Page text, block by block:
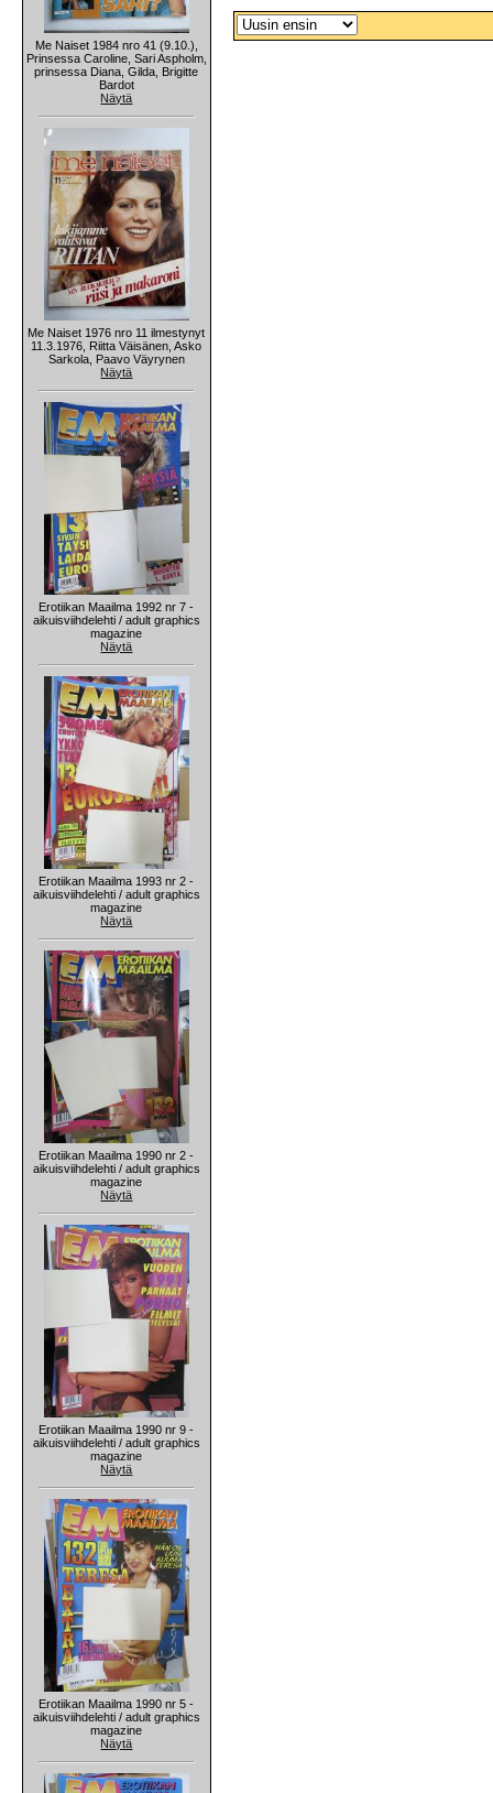
Me Naiset 1984 nro 41 (9.10.),
Prinsessa Caroline, Sari Aspholm,
prinsessa Diana, Gilda, Brigitte
Bardot
Näytä
Me Naiset 1976 nro 11 ilmestynyt
11.3.1976, Riitta Väisänen, Asko
Sarkola, Paavo Väyrynen
Näytä
Erotiikan Maailma 1992 nr 7 -
aikuisviihdelehti / adult graphics
magazine
Näytä
Erotiikan Maailma 1993 nr 2 -
aikuisviihdelehti / adult graphics
magazine
Näytä
Erotiikan Maailma 1990 nr 2 -
aikuisviihdelehti / adult graphics
magazine
Näytä
Erotiikan Maailma 1990 nr 9 -
aikuisviihdelehti / adult graphics
magazine
Näytä
Erotiikan Maailma 1990 nr 5 -
aikuisviihdelehti / adult graphics
magazine
Näytä